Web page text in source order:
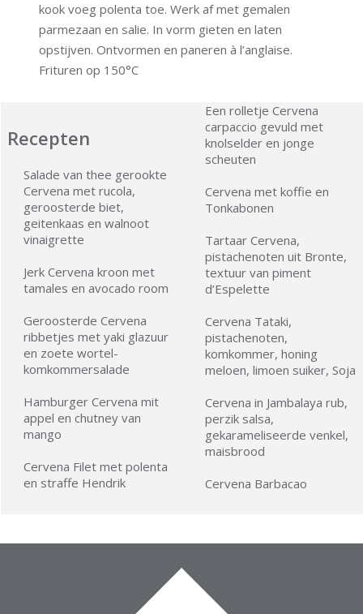
kook voeg polenta toe. Werk af met gemalen
parmezaan en salie. In vorm gieten en laten
opstijven. Ontvormen en paneren à l’anglaise.
Frituren op 150°C
Recepten
Salade van thee gerookte
Cervena met rucola,
geroosterde biet,
geitenkaas en walnoot
vinaigrette
Jerk Cervena kroon met
tamales en avocado room
Geroosterde Cervena
ribbetjes met yaki glazuur
en zoete wortel-
komkommersalade
Hamburger Cervena mit
appel en chutney van
mango
Cervena Filet met polenta
en straffe Hendrik
Een rolletje Cervena
carpaccio gevuld met
knolselder en jonge
scheuten
Cervena met koffie en
Tonkabonen
Tartaar Cervena,
pistachenoten uit Bronte,
textuur van piment
d’Espelette
Cervena Tataki,
pistachenoten,
komkommer, honing
meloen, limoen suiker, Soja
Cervena in Jambalaya rub,
perzik salsa,
gekarameliseerde venkel,
maisbrood
Cervena Barbacao